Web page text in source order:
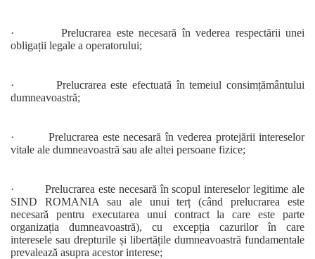
· Prelucrarea este necesară în vederea respectării unei
obligații legale a operatorului;
· Prelucrarea este efectuată în temeiul consimțământului
dumneavoastră;
· Prelucrarea este necesară în vederea protejării intereselor
vitale ale dumneavoastră sau ale altei persoane fizice;
· Prelucrarea este necesară în scopul intereselor legitime ale
SIND ROMANIA sau ale unui terț (când prelucrarea este
necesară pentru executarea unui contract la care este parte
organizația dumneavoastră), cu excepția cazurilor în care
interesele sau drepturile și libertățile dumneavoastră fundamentale
prevalează asupra acestor interese;